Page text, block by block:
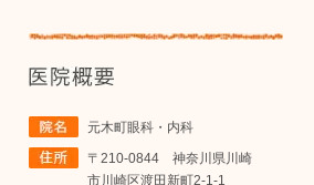
元木町眼科・内科
〒210-0844 神奈川県川崎
市川崎区渡田新町2-1-1